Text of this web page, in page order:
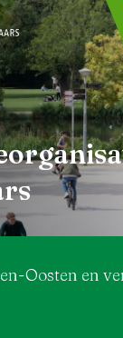
Oosten en